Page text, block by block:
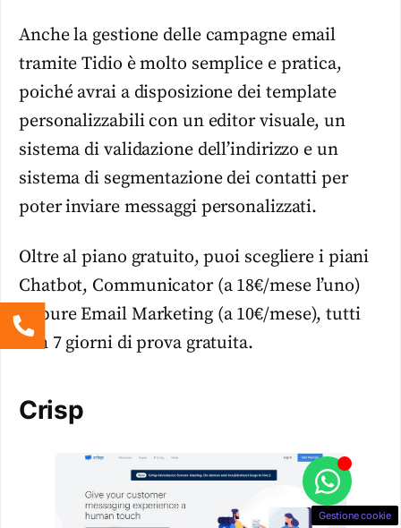
Anche la gestione delle campagne email
tramite Tidio è molto semplice e pratica,
poiché avrai a disposizione dei template
personalizzabili con un editor visuale, un
sistema di validazione dell’indirizzo e un
sistema di segmentazione dei contatti per
poter inviare messaggi personalizzati.
Oltre al piano gratuito, puoi scegliere i piani
Chatbot, Communicator (a 18€/mese l’uno)
oppure Email Marketing (a 10€/mese), tutti
con 7 giorni di prova gratuita.
Crisp
Gestione cookie